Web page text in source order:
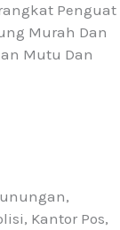
Penguat
Murah Dan
Mutu Dan
Kantor Pos,